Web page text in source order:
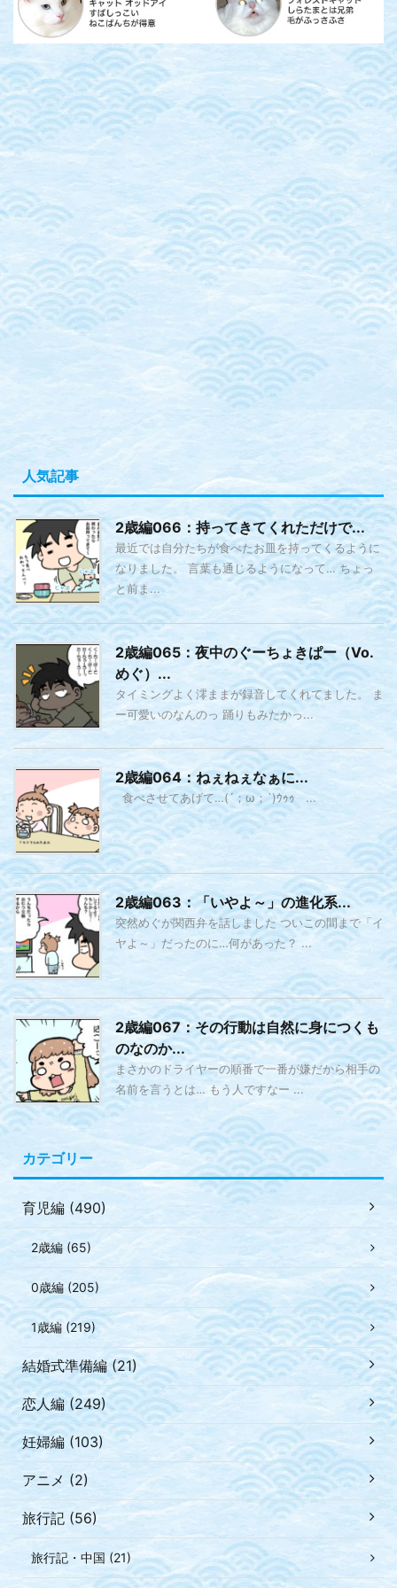
人気記事
2歳編066：持ってきてくれただけで...
最近では自分たちが食べたお皿を持ってくるように
なりました。 言葉も通じるようになって… ちょっ
と前ま...
2歳編065：夜中のぐーちょきぱー（Vo.
めぐ）...
タイミングよく澪ままが録音してくれてました。 ま
ー可愛いのなんのっ 踊りもみたかっ...
2歳編064：ねぇねぇなぁに...
食べさせてあげて…(´；ω；`)ｳｩｩ ...
2歳編063：「いやよ～」の進化系...
突然めぐが関西弁を話しました ついこの間まで「イ
ヤよ～」だったのに…何があった？ ...
2歳編067：その行動は自然に身につくも
のなのか...
まさかのドライヤーの順番で一番が嫌だから相手の
名前を言うとは… もう人ですなー ...
カテゴリー
育児編 (490)
2歳編 (65)
0歳編 (205)
1歳編 (219)
結婚式準備編 (21)
恋人編 (249)
妊婦編 (103)
アニメ (2)
旅行記 (56)
旅行記・中国 (21)